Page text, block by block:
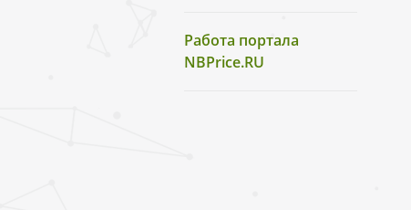
Работа портала
NBPrice.RU